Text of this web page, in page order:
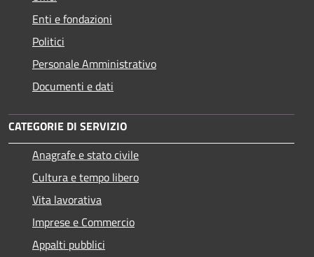
Enti e fondazioni
Politici
Personale Amministrativo
Documenti e dati
CATEGORIE DI SERVIZIO
Anagrafe e stato civile
Cultura e tempo libero
Vita lavorativa
Imprese e Commercio
Appalti pubblici